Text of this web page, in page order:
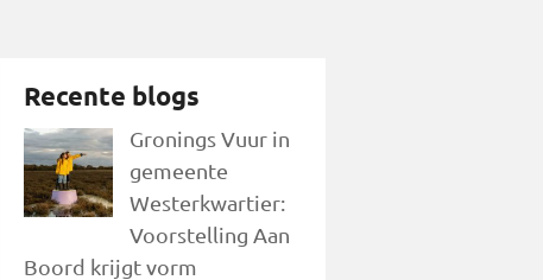
Recente blogs
Gronings Vuur in
gemeente
Westerkwartier:
Voorstelling Aan
Boord krijgt vorm